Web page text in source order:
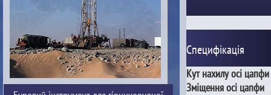
Специфікація
Кут нахилу осі цапфи
Зміщення осі цапфи